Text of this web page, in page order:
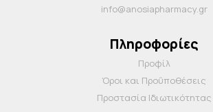
info@anosiapharmacy.gr
Πληροφορίες
Προφίλ
Όροι και Προΰποθέσεις
Προστασία Ιδιωτικότητας